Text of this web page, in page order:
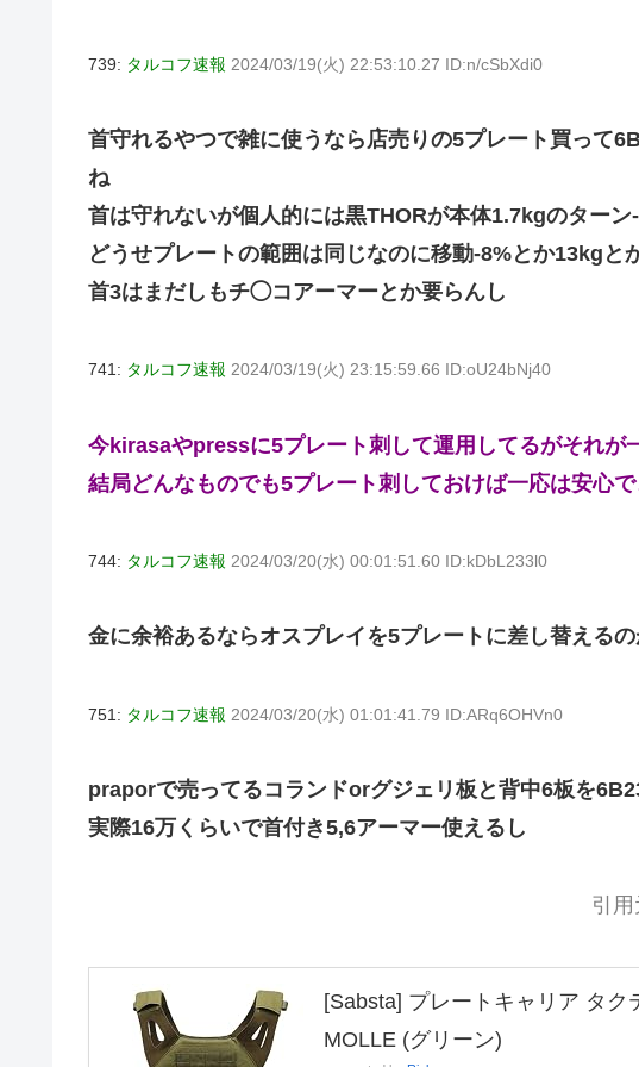
739: タルコフ速報 2024/03/19(火) 22:53:10.27 ID:n/cSbXdi0
首守れるやつで雑に使うなら店売りの5プレート買って
ね
首は守れないが個人的には黒THORが本体1.7kgのターン
どうせプレートの範囲は同じなのに移動-8%とか13kgと
首3はまだしもチ◯コアーマーとか要らんし
741: タルコフ速報 2024/03/19(火) 23:15:59.66 ID:oU24bNj40
今kirasaやpressに5プレート刺して運用してるがそれが
結局どんなものでも5プレート刺しておけば一応は安心
744: タルコフ速報 2024/03/20(水) 00:01:51.60 ID:kDbL233l0
金に余裕あるならオスプレイを5プレートに差し替える
751: タルコフ速報 2024/03/20(水) 01:01:41.79 ID:ARq6OHVn0
praporで売ってるコランドorグジェリ板と背中6板を
実際16万くらいで首付き5,6アーマー使えるし
引用
[Sabsta] プレートキャリア タク
MOLLE (グリーン)